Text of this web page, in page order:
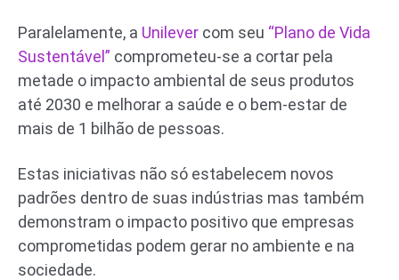
Paralelamente, a Unilever com seu “Plano de Vida
Sustentável” comprometeu-se a cortar pela
metade o impacto ambiental de seus produtos
até 2030 e melhorar a saúde e o bem-estar de
mais de 1 bilhão de pessoas.
Estas iniciativas não só estabelecem novos
padrões dentro de suas indústrias mas também
demonstram o impacto positivo que empresas
comprometidas podem gerar no ambiente e na
sociedade.